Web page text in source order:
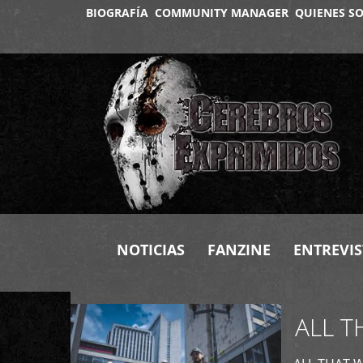
BIOGRAFÍA COMMUNITY MANAGER QUIENES
NOTICIAS FANZINE
+
ALL